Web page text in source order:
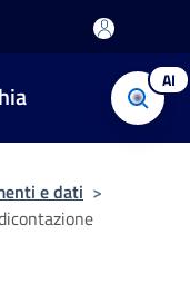
AI
e dati >